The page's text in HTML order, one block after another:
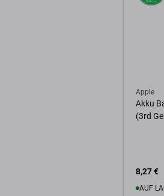
Apple
Akku
(3rd
8,27 €
AUF